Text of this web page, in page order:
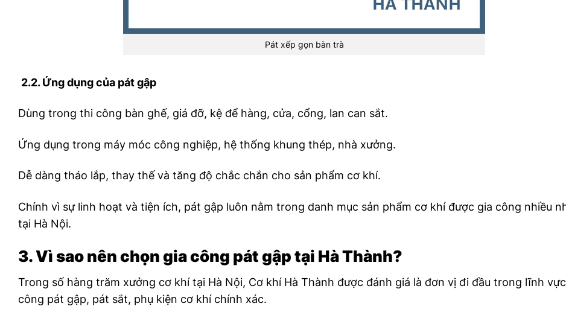
Pát xếp gọn bàn trà
2.2. Ứng dụng của pát gập
Dùng trong thi công bàn ghế, giá đỡ, kệ để hàng, cửa, cổng, lan can sắt.
Ứng dụng trong máy móc công nghiệp, hệ thống khung thép, nhà xưởng.
Dễ dàng tháo lắp, thay thế và tăng độ chắc chắn cho sản phẩm cơ khí.
Chính vì sự linh hoạt và tiện ích, pát gập luôn nằm trong danh mục sản phẩm cơ khí được gia công nhiều
tại Hà Nội.
3. Vì sao nên chọn gia công pát gập tại Hà Thành?
Trong số hàng trăm xưởng cơ khí tại Hà Nội, Cơ khí Hà Thành được đánh giá là đơn vị đi đầu trong lĩnh
công pát gập, pát sắt, phụ kiện cơ khí chính xác.